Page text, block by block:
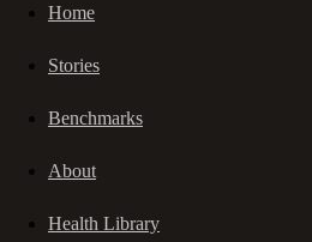
Home
Stories
Benchmarks
About
Health Library